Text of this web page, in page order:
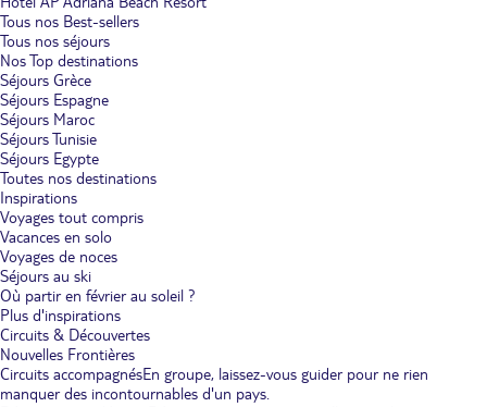
Tous nos Best-sellers
Tous nos séjours
Nos Top destinations
Séjours Grèce
Séjours Espagne
Séjours Maroc
Séjours Tunisie
Séjours Egypte
Toutes nos destinations
Inspirations
Voyages tout compris
Vacances en solo
Voyages de noces
Séjours au ski
Où partir en février au soleil ?
Plus d'inspirations
Circuits & Découvertes
Nouvelles Frontières
Circuits accompagnésEn groupe, laissez-vous guider pour ne rien
manquer des incontournables d'un pays.